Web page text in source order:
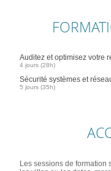
Auditez et optimisez votre
4 jours (28h)
Sécurité systèmes et
5 jours (35h)
Les sessions de